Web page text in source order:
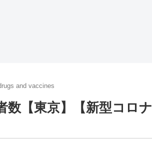
and vaccines
数【東京】【新型コロ